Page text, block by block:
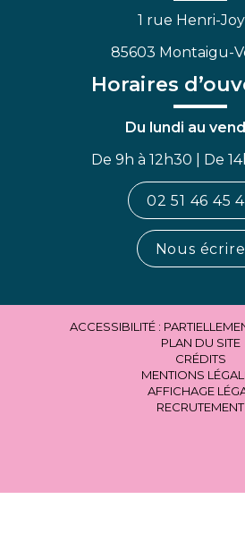
1 rue Henri-
85603 Montaigu-
Horaires
Du lundi au
De 9h à 12h30 | De
02 51 46 45
Nous écrire
ACCESSIBILITÉ :
PLAN DU SITE
CRÉDITS
MENTIONS
AFFICHAGE
RECRUTEMENT